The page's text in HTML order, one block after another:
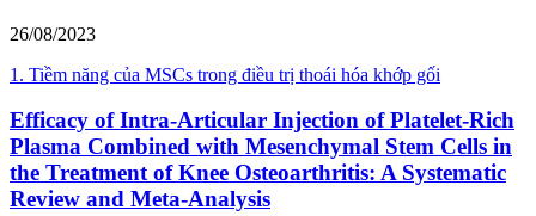
26/08/2023
1. Tiềm năng của MSCs trong điều trị thoái hóa khớp gối
Efficacy of Intra-Articular Injection of Platelet-Rich
Plasma Combined with Mesenchymal Stem Cells in
the Treatment of Knee Osteoarthritis: A Systematic
Review and Meta-Analysis